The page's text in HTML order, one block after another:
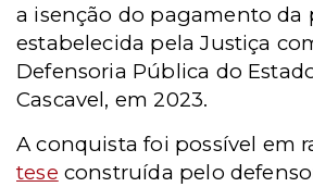
a isenção do pagamento da
estabelecida pela Justiça
Defensoria Pública do
Cascavel, em 2023.
A conquista foi possível em
tese construída pelo